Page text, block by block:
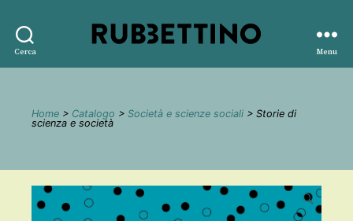
Cerca
editore
Menu
Home > Catalogo > Società e scienze sociali > Storie di
scienza e società
🔍